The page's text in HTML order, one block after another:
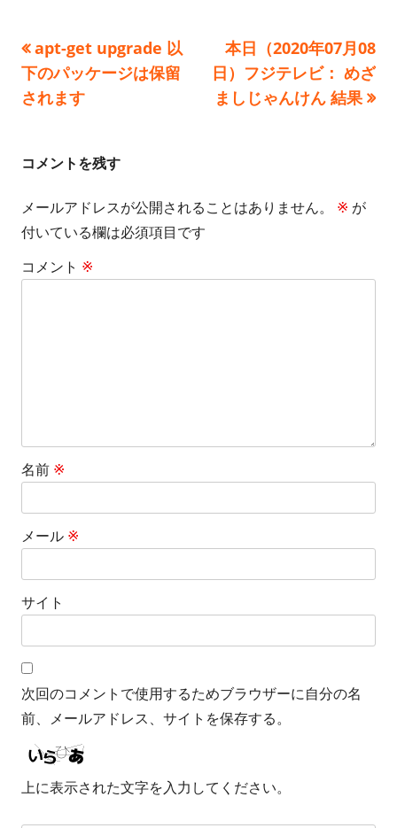
投
稿
ビ
ゲ
ー
シ
前
の
記
apt-get upgrade 以
下のパッケージは保留
されます
次
の
記
本日（2020年07月08
日）フジテレビ： めざ
ましじゃんけん 結果
コメントを残す
メールアドレスが公開されることはありません。 ※ が
付いている欄は必須項目です
コメント ※
名前 ※
メール ※
サイト
次回のコメントで使用するためブラウザーに自分の名
前、メールアドレス、サイトを保存する。
上に表示された文字を入力してください。